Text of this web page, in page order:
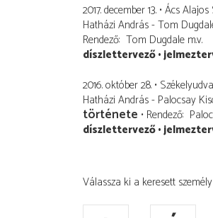
2017. december 13. Ács Alajos
Hatházi András - Tom
Rendező Tom Dugdale m.v.
díszlettervező
2016. október 28.
Hatházi András - Palocsay
története Rendező
díszlettervező
Válassza ki a keresett